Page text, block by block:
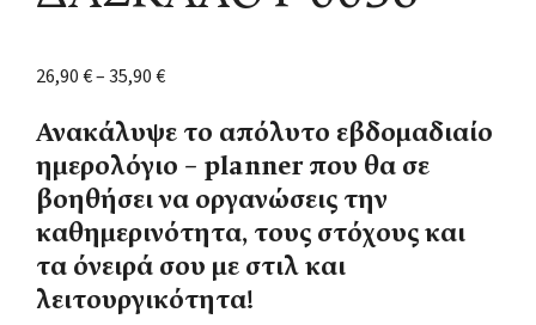
26,90€–35,90€
Ανακάλυψε το απόλυτο εβδομαδιαίο
ημερολόγιο – planner που θα σε
βοηθήσει να οργανώσεις την
καθημερινότητα, τους στόχους και
τα όνειρά σου με στιλ και
λειτουργικότητα!